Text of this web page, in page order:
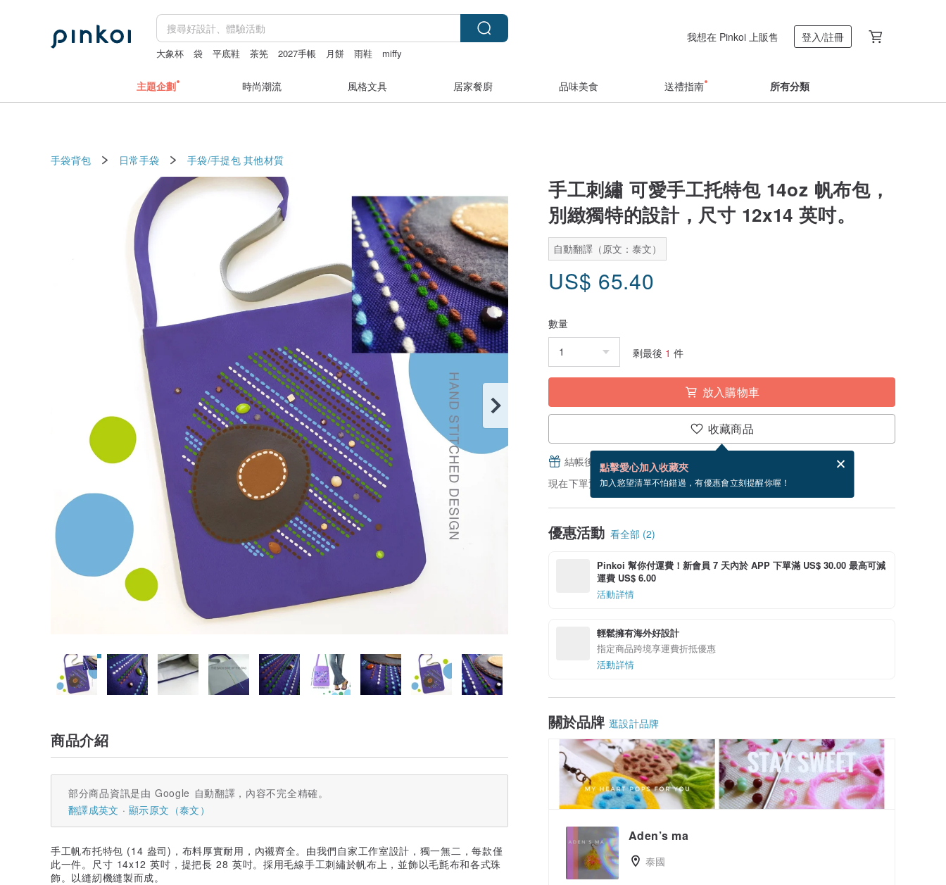
大象杯 袋 平底鞋 茶筅 2027手帳 月餅 雨鞋 miffy
我想在 Pinkoi 上販售 登入/註冊
主題企劃 時尚潮流 風格文具 居家餐廚 品味美食 送禮指南 所有分類
手袋背包 日常手袋 手袋/手提包 其他材質
手工刺繡 可愛手工托特包 14oz 帆布包，
別緻獨特的設計，尺寸 12x14 英吋。
自動翻譯（原文：泰文）
US$ 65.40
數量
剩最後 1 件
放入購物車
收藏商品
點擊愛心加入收藏夾
加入慾望清單不怕錯過，有優惠會立刻提醒你喔！
結帳後填寫並分享，免費幫你寄送電子賀卡。
電子賀卡是什麼？
現在下單預估 8/25~9/1 到貨。
優惠活動 看全部 (2)
Pinkoi 幫你付運費！新會員 7 天內於 APP 下單滿 US$ 30.00 最高可減
運費 US$ 6.00
活動詳情
輕鬆擁有海外好設計
指定商品跨境享運費折抵優惠
活動詳情
關於品牌 逛設計品牌
Aden’s ma
泰國
商品介紹
部分商品資訊是由 Google 自動翻譯，內容不完全精確。
翻譯成英文
顯示原文（泰文）
手工帆布托特包 (14 盎司)，布料厚實耐用，內襯齊全。由我們自家工作室設計，獨一無二，每款僅
此一件。尺寸 14x12 英吋，提把長 28 英吋。採用毛線手工刺繡於帆布上，並飾以毛氈布和各式珠
飾。以縫紉機縫製而成。